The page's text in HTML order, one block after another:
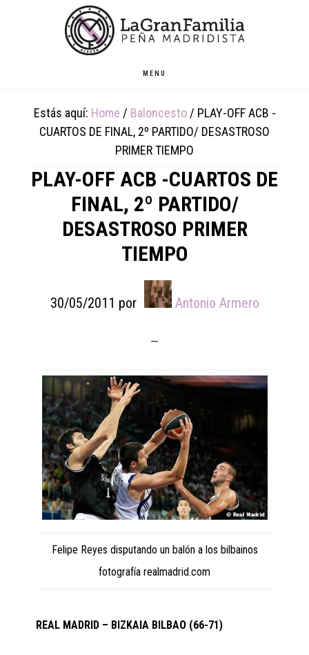
MENU
Estás aquí: Home / Baloncesto / PLAY-OFF ACB -
CUARTOS DE FINAL, 2º PARTIDO/ DESASTROSO
PRIMER TIEMPO
PLAY-OFF ACB -CUARTOS DE
FINAL, 2º PARTIDO/
DESASTROSO PRIMER
TIEMPO
30/05/2011 por Antonio Armero
Felipe Reyes disputando un balón a los bilbainos
fotografía realmadrid.com
REAL MADRID – BIZKAIA BILBAO (66-71)